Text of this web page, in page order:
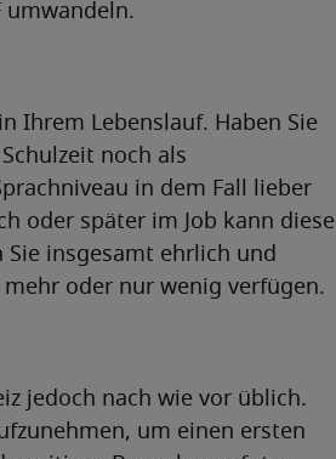
umwandeln.
Ihrem Lebenslauf. Haben Sie
noch als
in dem Fall lieber
oder später im Job kann diese
Sie insgesamt ehrlich und
oder nur wenig verfügen.
jedoch nach wie vor üblich.
um einen ersten